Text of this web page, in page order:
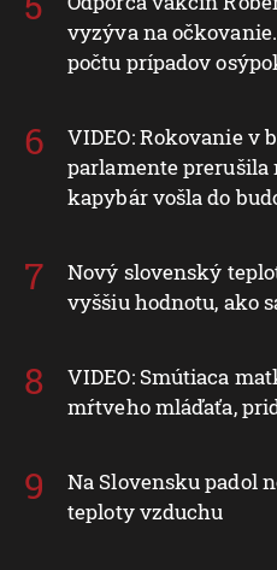
vyzýva na
počtu prípadov
VIDEO: Rokovanie v
parlamente
kapybár vošla do
Nový slovenský
vyššiu hodnotu, ako
VIDEO: Smútiaca
mŕtveho mláďaťa,
Na Slovensku padol
teploty vzduchu